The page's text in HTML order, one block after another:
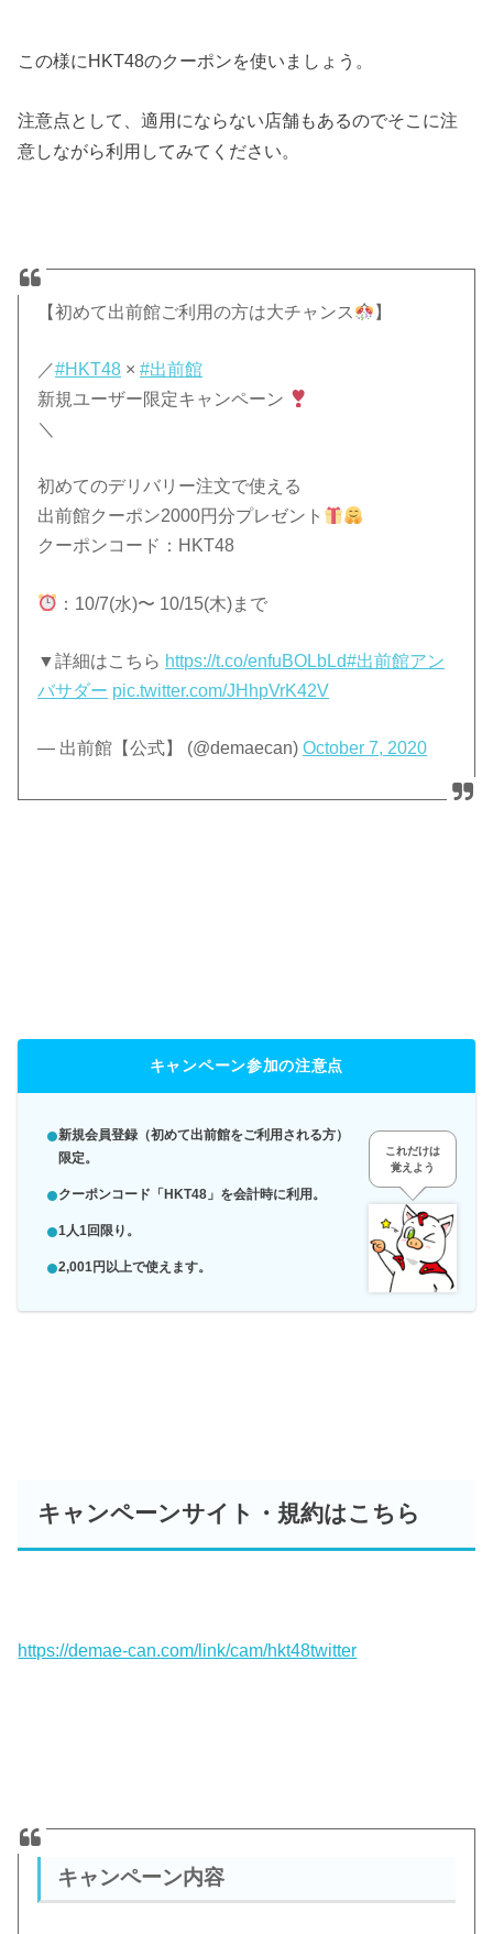
この様にHKT48のクーポンを使いましょう。
注意点として、適用にならない店舗もあるのでそこに注
意しながら利用してみてください。
【初めて出前館ご利用の方は大チャンス 】
／#HKT48 ×#出前館
新規ユーザー限定キャンペーン
＼
初めてのデリバリー注文で使える
出前館クーポン2000円分プレゼント
クーポンコード：HKT48
：10/7(水)〜 10/15(木)まで
▼詳細はこちら https://t.co/enfuBOLbLd#出前館アン
バサダー pic.twitter.com/JHhpVrK42V
— 出前館【公式】 (@demaecan)October 7, 2020
キャンペーン参加の注意点
新規会員登録（初めて出前館をご利用される方）
限定。
クーポンコード「HKT48」を会計時に利用。
1人1回限り。
2,001円以上で使えます。
これだけは
覚えよう
キャンペーンサイト・規約はこちら
https://demae-can.com/link/cam/hkt48twitter
キャンペーン内容